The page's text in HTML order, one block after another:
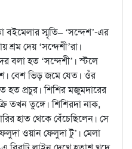
স্মৃতি– ‘সন্দেশ’-এর
দেয় ‘সন্দেশী’রা।
বলা হত ‘সন্দেশী’। স্টলে
বেশ ভিড় জমে যেত। ওঁর
হত প্রচুর। শিশির মজুমদারের
তখন তুঙ্গে। শিশিরদা নাক,
হাত থেকে বেঁচেছিলেন। সে
ওয়ান ফেলুদা টু’। মেলা